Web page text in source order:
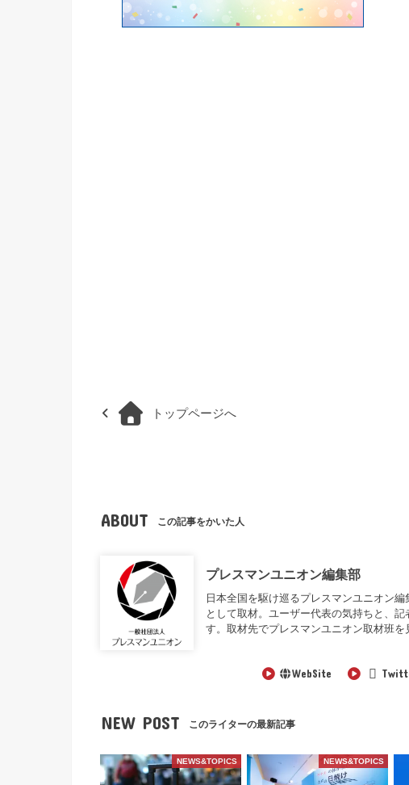
トップページへ
ABOUT この記事をかいた人
プレスマンユニオン編集部
日本全国を駆け巡るプレスマンユニオン
として取材。ユーザー代表の気持ちと、
す。取材先でプレスマンユニオン取材班
WebSite
NEW POST このライターの最新記事
NEWS&TOPICS NEWS&TOPICS